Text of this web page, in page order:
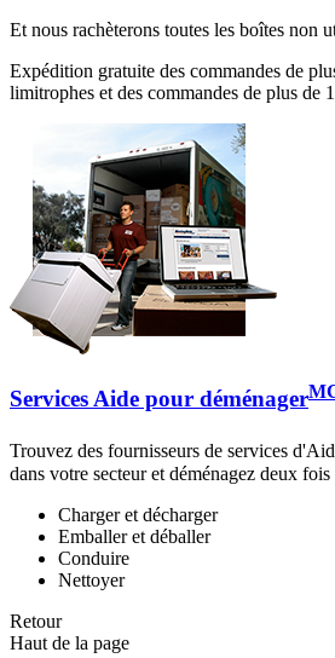
Et nous rachèterons toutes les boîtes non
Expédition gratuite des commandes de
limitrophes et des commandes de plus de
Services Aide pour déménager
Trouvez des fournisseurs de services
dans votre secteur et déménagez deux
Charger et décharger
Emballer et déballer
Conduire
Nettoyer
Retour
Haut de la page